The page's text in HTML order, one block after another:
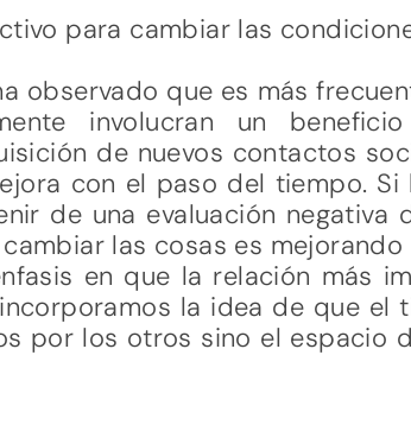
para cambiar las
observado que es más
involucran un
de nuevos contactos
con el paso del tiempo.
de una evaluación negativa
las cosas es
en que la relación más
la idea de que el
por los otros sino el espacio